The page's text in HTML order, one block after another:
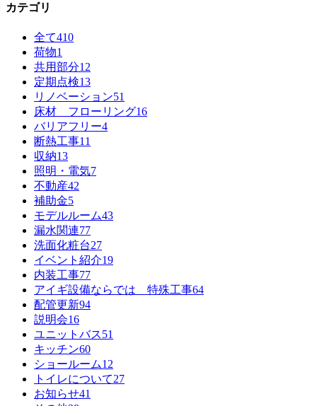
カテゴリ
全て410
荷物1
共用部分12
定期点検13
リノベーション51
床材 フローリング16
バリアフリー4
断熱工事11
収納13
照明・電気7
不動産42
補助金5
モデルルーム43
漏水関連77
洗面化粧台27
イベント紹介19
内装工事77
アイギ設備ならでは 特殊工事64
配管更新94
説明会16
ユニットバス51
キッチン60
ショールーム12
トイレについて27
お知らせ41